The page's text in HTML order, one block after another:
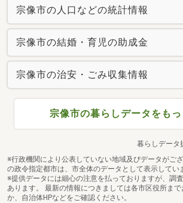
宗像市の人口などの統計情報
宗像市の結婚・育児の助成金
宗像市の治安・ごみ収集情報
宗像市の暮らしデータをも
暮らしデータ
※行政機関により公表していない地域及びデータがご
の政令指定都市は、市全体のデータとして表示してい
※提供データには細心の注意を払っておりますが、調
あります。 最新の情報につきましては各市区役所まで
か、自治体HPなどをご確認ください。